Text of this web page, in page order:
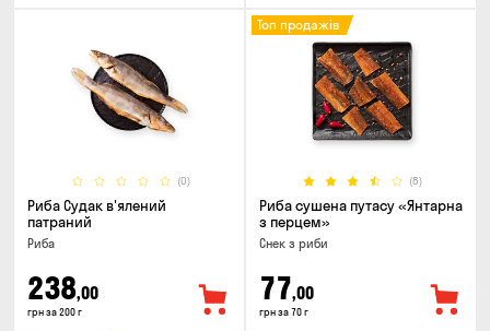
(0)
Риба Судак в'ялений
патраний
Риба
238,00
грн за 200 г
(8)
Топ продажів
Риба сушена путасу «Янтарна
з перцем»
Снек з риби
77,00
грн за 70 г